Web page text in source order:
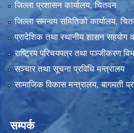
जिल्ला प्रशासन कार्यालय, चितवन
जिल्ला समन्वय समितिको कार्यालय,
प्रादेशिक तथा स्थानीय शासन सहयोग
राष्ट्रिय परिचयपत्र तथा पञ्‍जीकरण
सञ्‍चार तथा सूचना प्रविधि मन्त्रालय
सामाजिक विकास मन्त्रालय, बागमती
सम्पर्क